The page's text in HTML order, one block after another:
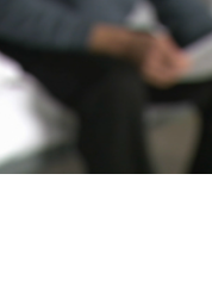
dénoncent